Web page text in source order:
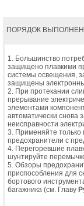
ПОРЯДОК
1. Большинство
защищено плавкими
системы освещения,
защищены
2. При протекании
прерывание
элементами
автоматически снова
неисправности
3. Применяйте
предохранители с
4. Перегоревшие
шунтируйте
5. Обзоры
приспособления для
бортового
багажника (см. Главу